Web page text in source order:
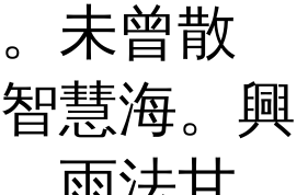
未曾散
慧海。興